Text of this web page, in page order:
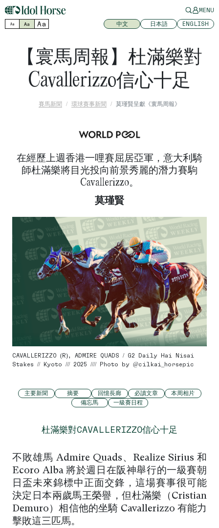
MENU
Aa Aa Aa 中文 日本語 ENGLISH
【寰馬周報】杜滿樂對
Cavallerizzo信心十足
賽馬新聞 環球賽事新聞 莫瑾賢呈獻《寰馬周報》
在經歷上週香港一哩賽屈居亞軍，意大利騎
師杜滿樂將目光投向前景秀麗的潛力賽駒
Cavallerizzo。
莫瑾賢
CAVALLERIZZO (R), ADMIRE QUADS / G2 Daily Hai Nisai
Stakes // Kyoto /// 2025 //// Photo by @cilkai_horsepic
主要新聞 摘要 回憶長廊 必讀文章
本周相片
備忘馬
一級賽日程
杜滿樂對CAVALLERIZZO信心十足
不敗雄馬 Admire Quads、Realize Sirius 和
Ecoro Alba 將於週日在阪神舉行的一級賽朝
日盃未來錦標中正面交鋒，這場賽事很可能
決定日本兩歲馬王榮譽，但杜滿樂（Cristian
Demuro）相信他的坐騎 Cavallerizzo 有能力
擊敗這三匹馬。